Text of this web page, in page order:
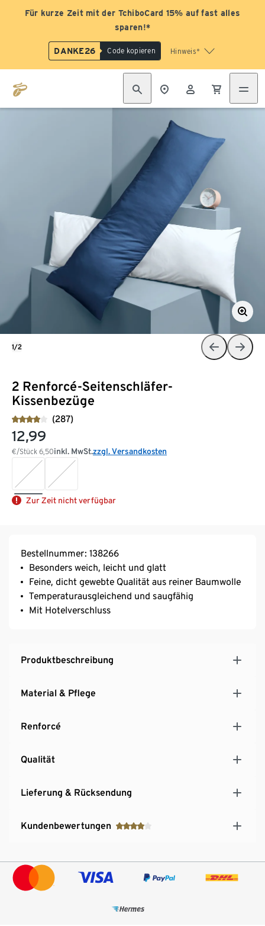
Für kurze Zeit mit der TchiboCard 15% auf fast alles
sparen!*
DANKE26 Code kopieren Hinweis*
2 Renforcé-Seitenschläfer-
Kissenbezüge
(287)
12,99
€/Stück 6,50inkl. MwSt.zzgl. Versandkosten
Zur Zeit nicht verfügbar
1/2
Bestellnummer: 138266
Besonders weich, leicht und glatt
Feine, dicht gewebte Qualität aus reiner Baumwolle
Temperaturausgleichend und saugfähig
Mit Hotelverschluss
Produktbeschreibung
Material & Pflege
Renforcé
Qualität
Lieferung & Rücksendung
Kundenbewertungen